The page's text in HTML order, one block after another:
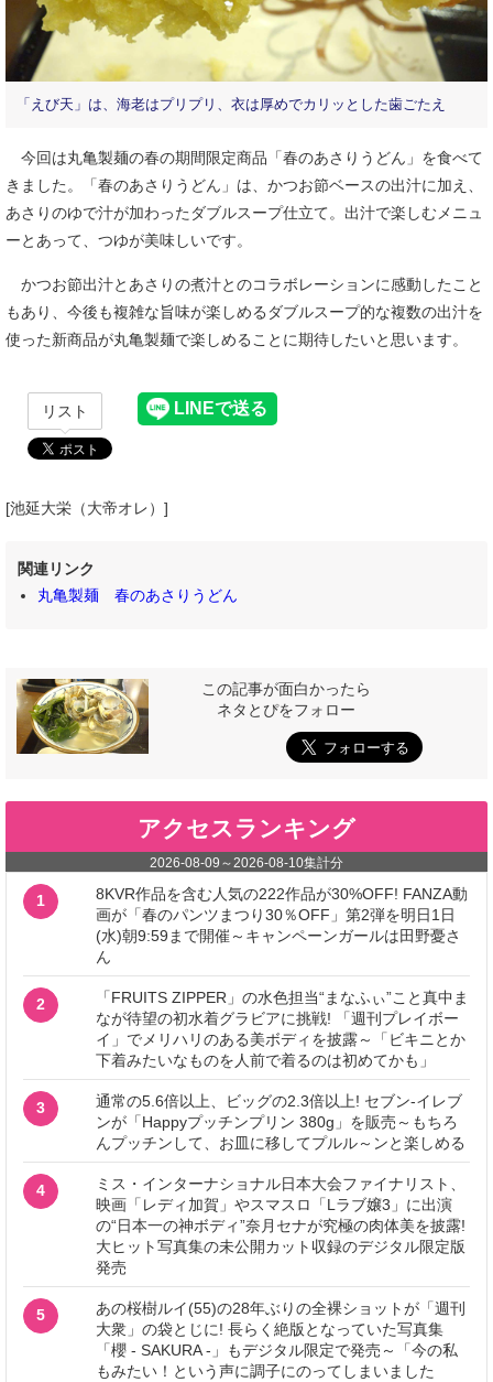
「えび天」は、海老はプリプリ、衣は厚めでカリッとした歯ごたえ
今回は丸亀製麺の春の期間限定商品「春のあさりうどん」を食べて
きました。「春のあさりうどん」は、かつお節ベースの出汁に加え、
あさりのゆで汁が加わったダブルスープ仕立て。出汁で楽しむメニュ
ーとあって、つゆが美味しいです。
かつお節出汁とあさりの煮汁とのコラボレーションに感動したこと
もあり、今後も複雑な旨味が楽しめるダブルスープ的な複数の出汁を
使った新商品が丸亀製麺で楽しめることに期待したいと思います。
リスト
[池延大栄（大帝オレ）]
関連リンク
丸亀製麺 春のあさりうどん
この記事が面白かったら
ネタとぴをフォロー
アクセスランキング
2026-08-09 ～2026-08-10集計分
1
8KVR作品を含む人気の222作品が30%OFF! FANZA動
画が「春のパンツまつり30％OFF」第2弾を明日1日
(水)朝9:59まで開催～キャンペーンガールは田野憂さ
ん
2
「FRUITS ZIPPER」の水色担当“まなふぃ”こと真中ま
なが待望の初水着グラビアに挑戦! 「週刊プレイボー
イ」でメリハリのある美ボディを披露～「ビキニとか
下着みたいなものを人前で着るのは初めてかも」
3
通常の5.6倍以上、ビッグの2.3倍以上! セブン‐イレブ
ンが「Happyプッチンプリン 380g」を販売～もちろ
んプッチンして、お皿に移してプルル～ンと楽しめる
4
ミス・インターナショナル日本大会ファイナリスト、
映画「レディ加賀」やスマスロ「Lラブ嬢3」に出演
の“日本一の神ボディ”奈月セナが究極の肉体美を披露!
大ヒット写真集の未公開カット収録のデジタル限定版
発売
5
あの桜樹ルイ(55)の28年ぶりの全裸ショットが「週刊
大衆」の袋とじに! 長らく絶版となっていた写真集
「櫻 - SAKURA -」もデジタル限定で発売～「今の私
もみたい！という声に調子にのってしまいました